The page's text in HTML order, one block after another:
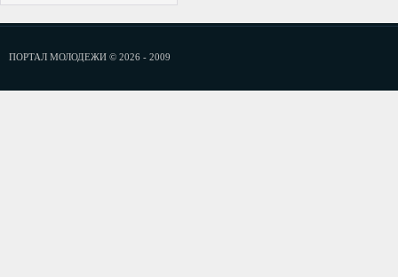
ПОРТАЛ МОЛОДЕЖИ © 2026 - 2009